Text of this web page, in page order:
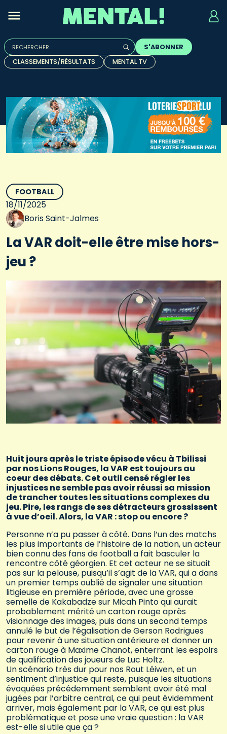
Rechercher :
Quand les résultats de l'auto-complétion sont
S'ABONNER
CLASSEMENTS/RÉSULTATS
MENTAL TV
FOOTBALL
18/11/2025
Boris Saint-Jalmes
La VAR doit-elle être mise hors-
jeu ?
Huit jours après le triste épisode vécu à Tbilissi
par nos Lions Rouges, la VAR est toujours au
coeur des débats. Cet outil censé régler les
injustices ne semble pas avoir réussi sa mission
de trancher toutes les situations complexes du
jeu. Pire, les rangs de ses détracteurs grossissent
à vue d’oeil. Alors, la VAR : stop ou encore ?
Personne n’a pu passer à côté. Dans l’un des matchs
les plus importants de l’histoire de la nation, un acteur
bien connu des fans de football a fait basculer la
rencontre côté géorgien. Et cet acteur ne se situait
pas sur la pelouse, puisqu’il s’agit de la VAR, qui a dans
un premier temps oublié de signaler une situation
litigieuse en première période, avec une grosse
semelle de Kakabadze sur Micah Pinto qui aurait
probablement mérité un carton rouge après
visionnage des images, puis dans un second temps
annulé le but de l’égalisation de Gerson Rodrigues
pour revenir à une situation antérieure et donner un
carton rouge à Maxime Chanot, enterrant les espoirs
de qualification des joueurs de Luc Holtz.
Un scénario très dur pour nos Rout Léiwen, et un
sentiment d’injustice qui reste, puisque les situations
évoquées précédemment semblent avoir été mal
jugées par l’arbitre central, ce qui peut évidemment
arriver, mais également par la VAR, ce qui est plus
problématique et pose une vraie question : la VAR
est-elle si utile que ça ?